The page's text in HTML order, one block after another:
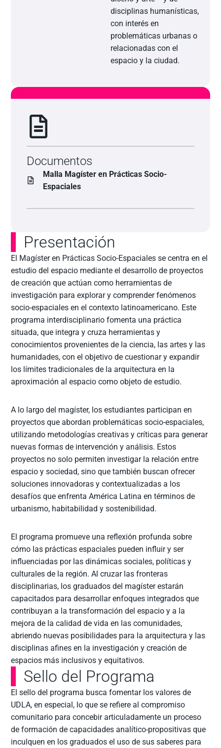
disciplinas humanísticas,
con interés en
problemáticas urbanas o
relacionadas con el
espacio y la ciudad.
Documentos
Malla Magíster en Prácticas Socio-
Espaciales
Presentación
El Magíster en Prácticas Socio-Espaciales se centra en el
estudio del espacio mediante el desarrollo de proyectos
de creación que actúan como herramientas de
investigación para explorar y comprender fenómenos
socio-espaciales en el contexto latinoamericano. Este
programa interdisciplinario fomenta una práctica
situada, que integra y cruza herramientas y
conocimientos provenientes de la ciencia, las artes y las
humanidades, con el objetivo de cuestionar y expandir
los límites tradicionales de la arquitectura en la
aproximación al espacio como objeto de estudio.
A lo largo del magíster, los estudiantes participan en
proyectos que abordan problemáticas socio-espaciales,
utilizando metodologías creativas y críticas para generar
nuevas formas de intervención y análisis. Estos
proyectos no solo permiten investigar la relación entre
espacio y sociedad, sino que también buscan ofrecer
soluciones innovadoras y contextualizadas a los
desafíos que enfrenta América Latina en términos de
urbanismo, habitabilidad y sostenibilidad.
El programa promueve una reflexión profunda sobre
cómo las prácticas espaciales pueden influir y ser
influenciadas por las dinámicas sociales, políticas y
culturales de la región. Al cruzar las fronteras
disciplinarias, los graduados del magíster estarán
capacitados para desarrollar enfoques integrados que
contribuyan a la transformación del espacio y a la
mejora de la calidad de vida en las comunidades,
abriendo nuevas posibilidades para la arquitectura y las
disciplinas afines en la investigación y creación de
espacios más inclusivos y equitativos.
Sello del Programa
El sello del programa busca fomentar los valores de
UDLA, en especial, lo que se refiere al compromiso
comunitario para concebir articuladamente un proceso
de formación de capacidades analítico-propositivas que
inculquen en los graduados el uso de sus saberes para